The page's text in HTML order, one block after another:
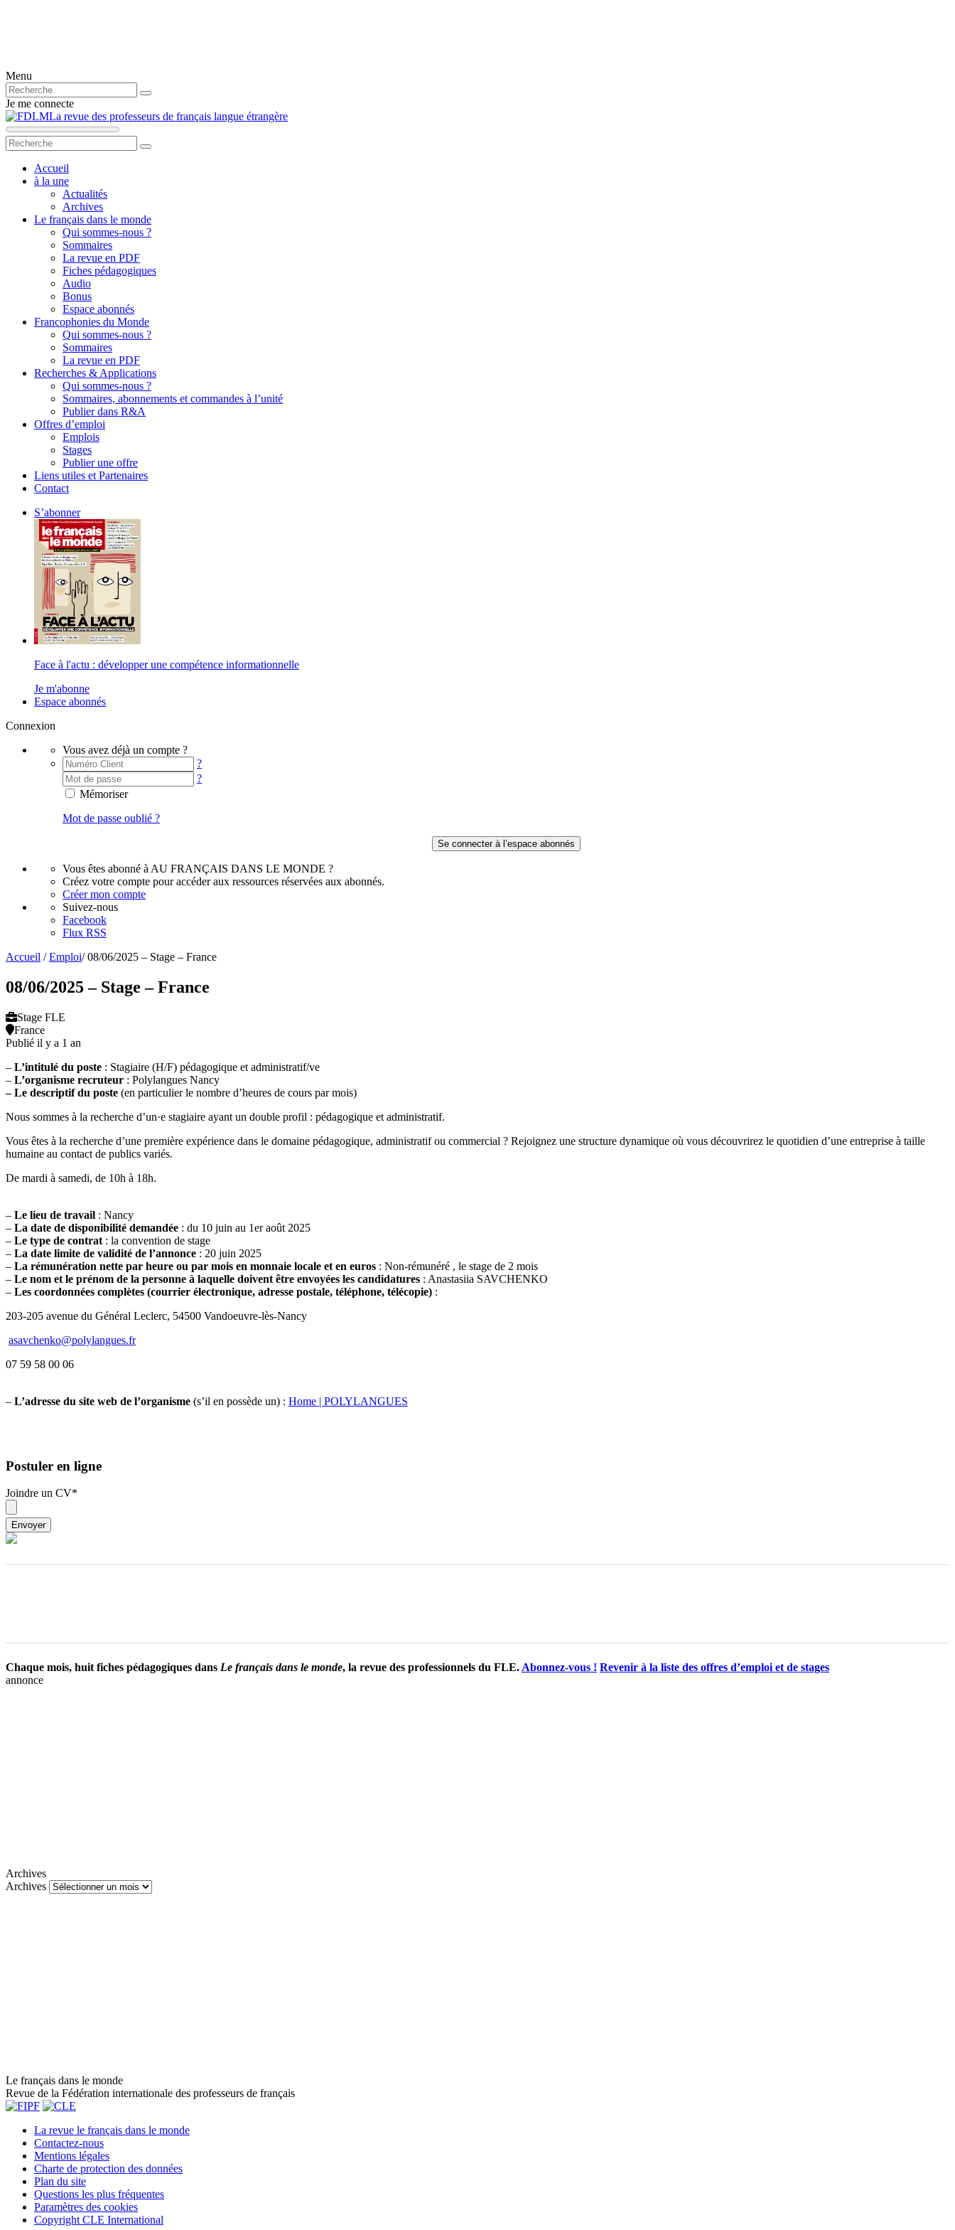
Menu
Je me connecte
La revue des professeurs de français langue étrangère
Accueil
à la une
Actualités
Archives
Le français dans le monde
Qui sommes-nous ?
Sommaires
La revue en PDF
Fiches pédagogiques
Audio
Bonus
Espace abonnés
Francophonies du Monde
Qui sommes-nous ?
Sommaires
La revue en PDF
Recherches & Applications
Qui sommes-nous ?
Sommaires, abonnements et commandes à l’unité
Publier dans R&A
Offres d’emploi
Emplois
Stages
Publier une offre
Liens utiles et Partenaires
Contact
S’abonner
Face à l'actu : développer une compétence informationnelle
Je m'abonne
Espace abonnés
Connexion
Vous avez déjà un compte ?
?
?
Mémoriser
Mot de passe oublié ?
Vous êtes abonné à AU FRANÇAIS DANS LE MONDE ?
Créez votre compte pour accéder aux ressources réservées aux abonnés.
Créer mon compte
Suivez-nous
Facebook
Flux RSS
Accueil /Emploi/08/06/2025 – Stage – France
08/06/2025 – Stage – France
Stage FLE
France
Publié il y a 1 an
– L’intitulé du poste : Stagiaire (H/F) pédagogique et administratif/ve
– L’organisme recruteur : Polylangues Nancy
– Le descriptif du poste (en particulier le nombre d’heures de cours par mois)
Nous sommes à la recherche d’un·e stagiaire ayant un double profil : pédagogique et administratif.
Vous êtes à la recherche d’une première expérience dans le domaine pédagogique, administratif ou commercial ? Rejoignez une structure dynamique où vous découvrirez le quotidien d’une entreprise à taille
humaine au contact de publics variés.
De mardi à samedi, de 10h à 18h.
– Le lieu de travail : Nancy
– La date de disponibilité demandée : du 10 juin au 1eraoût 2025
– Le type de contrat : la convention de stage
– La date limite de validité de l’annonce : 20 juin 2025
– La rémunération nette par heure ou par mois en monnaie locale et en euros : Non-rémunéré , le stage de 2 mois
– Le nom et le prénom de la personne à laquelle doivent être envoyées les candidatures : Anastasiia SAVCHENKO
– Les coordonnées complètes (courrier électronique, adresse postale, téléphone, télécopie) :
203-205 avenue du Général Leclerc, 54500 Vandoeuvre-lès-Nancy
asavchenko@polylangues.fr
07 59 58 00 06
– L’adresse du site web de l’organisme (s’il en possède un) : Home | POLYLANGUES
Postuler en ligne
Joindre un CV*
Envoyer
Chaque mois, huit fiches pédagogiques dans Le français dans le monde, la revue des professionnels du FLE. Abonnez-vous ! Revenir à la liste des offres d’emploi et de stages
annonce
Archives
Archives
Le français dans le monde
Revue de la Fédération internationale des professeurs de français
La revue le français dans le monde
Contactez-nous
Mentions légales
Charte de protection des données
Plan du site
Questions les plus fréquentes
Paramètres des cookies
Copyright CLE International